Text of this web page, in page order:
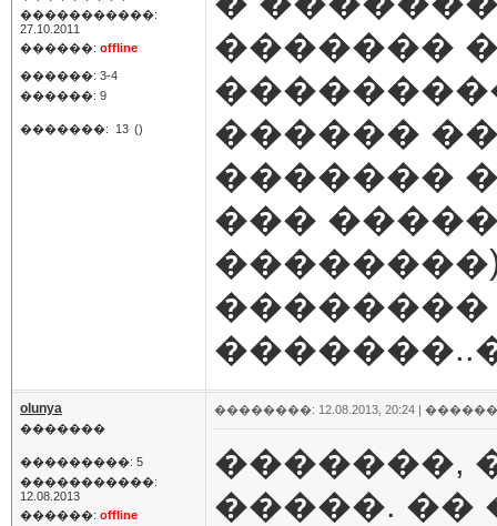
�����������:
27.10.2011
������: offline
������: 3-4
������: 9
�������: 13 ()
�������
������
�������
���
��������
olunya
�������
���������: 5
�����������:
12.08.2013
������: offline
��������: 12.08.2013, 20:24 |
�������,
�����. ��